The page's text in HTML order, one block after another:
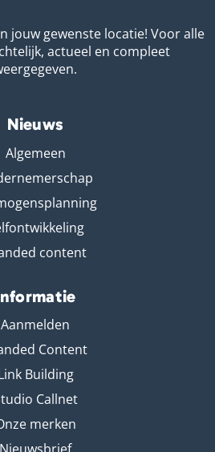
jouw gewenste locatie! Voor alle
actueel en compleet
Nieuws
Algemeen
content
Aanmelden
Content
Building
Callnet
merken